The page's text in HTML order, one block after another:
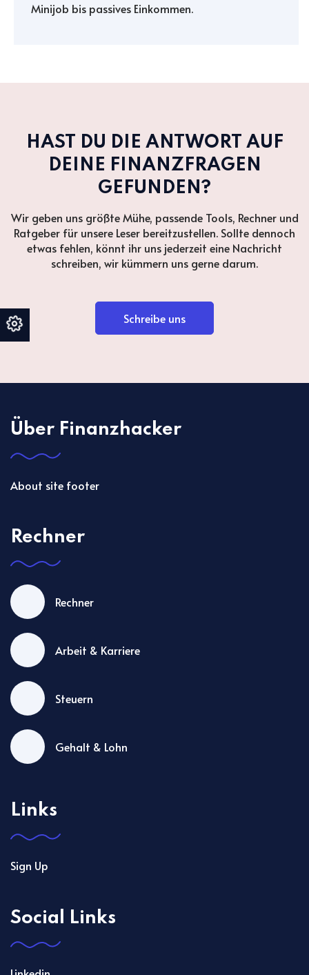
Minijob bis passives Einkommen.
HAST DU DIE ANTWORT AUF
DEINE FINANZFRAGEN
GEFUNDEN?
Wir geben uns größte Mühe, passende Tools, Rechner und
Ratgeber für unsere Leser bereitzustellen. Sollte dennoch
etwas fehlen, könnt ihr uns jederzeit eine Nachricht
schreiben, wir kümmern uns gerne darum.
Schreibe uns
Über Finanzhacker
About site footer
Rechner
Rechner
Arbeit & Karriere
Steuern
Gehalt & Lohn
Links
Sign Up
Social Links